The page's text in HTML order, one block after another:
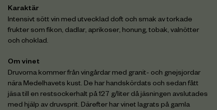
Karaktär
Intensivt sött vin med utvecklad doft och smak av torkade
frukter som fikon, dadlar, aprikoser, honung, tobak, valnötter
och choklad.
Om vinet
Druvorna kommer från vingårdar med granit- och gnejsjordar
nära Medelhavets kust. De har handskördats och sedan fått
jäsa till en restsockerhalt på 127 g/liter då jäsningen avslutades
med hjälp av druvsprit. Därefter har vinet lagrats på gamla